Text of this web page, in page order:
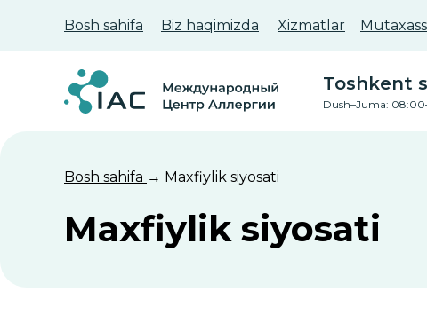
Bosh sahifa Biz haqimizda Xizmatlar
Toshkent
Dush–Juma:
Bosh sahifa → Maxfiylik siyosati
Maxfiylik siyosati